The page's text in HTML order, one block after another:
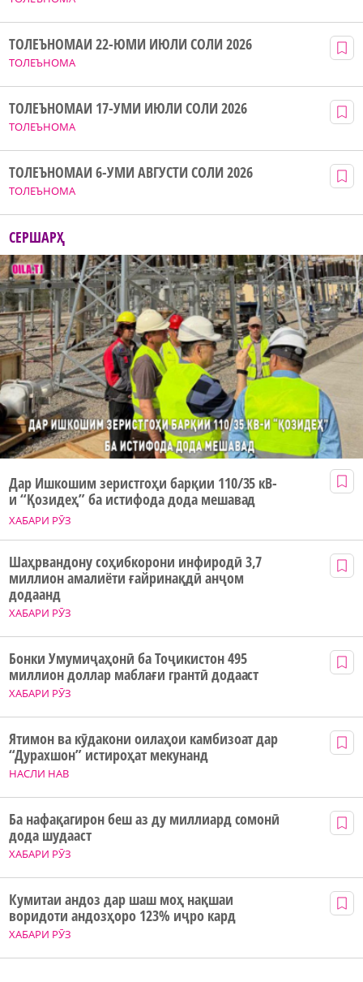
ТОЛЕЪНОМА
ТОЛЕЪНОМАИ 22-ЮМИ ИЮЛИ СОЛИ 2026
ТОЛЕЪНОМА
ТОЛЕЪНОМАИ 17-УМИ ИЮЛИ СОЛИ 2026
ТОЛЕЪНОМА
ТОЛЕЪНОМАИ 6-УМИ АВГУСТИ СОЛИ 2026
СЕРШАРҲ
ХАБАРИ РӮЗ
Дар Ишкошим зеристгоҳи барқии 110/35 кВ-
и “Қозидеҳ” ба истифода дода мешавад
ХАБАРИ РӮЗ
Шаҳрвандону соҳибкорони инфиродӣ 3,7
миллион амалиёти ғайринақдӣ анҷом
додаанд
ХАБАРИ РӮЗ
Бонки Умумиҷаҳонӣ ба Тоҷикистон 495
миллион доллар маблағи грантӣ додааст
НАСЛИ НАВ
Ятимон ва кӯдакони оилаҳои камбизоат дар
“Дурахшон” истироҳат мекунанд
ХАБАРИ РӮЗ
Ба нафақагирон беш аз ду миллиард сомонӣ
дода шудааст
ХАБАРИ РӮЗ
Кумитаи андоз дар шаш моҳ нақшаи
воридоти андозҳоро 123% иҷро кард